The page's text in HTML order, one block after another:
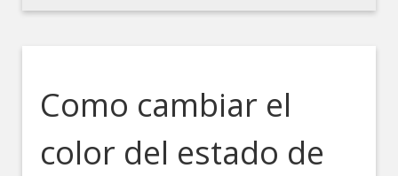
Como cambiar el
color del estado de